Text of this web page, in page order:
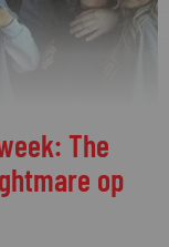
The
op